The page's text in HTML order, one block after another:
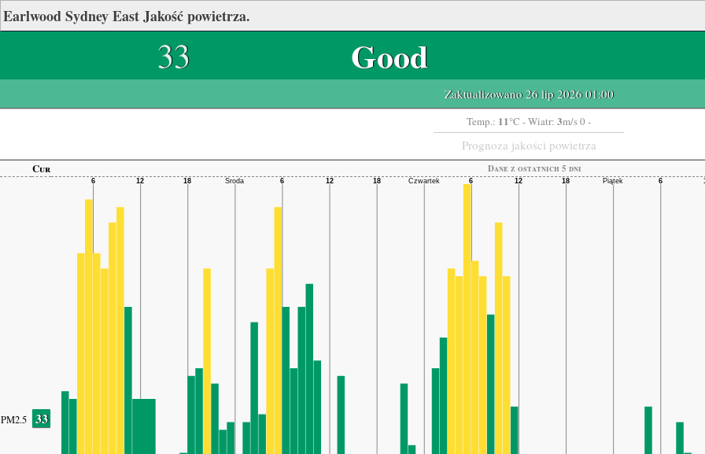
Earlwood Sydney East Jakość powietrza.
33 Good
Zaktualizowano 26 lip 2026 01:00
Temp.: 11°C - Wiatr: 3m/s 0 -
Prognoza jakości powietrza
Cur Dane z ostatnich 5 dni
PM2.5 33